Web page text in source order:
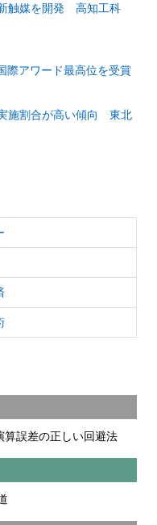
触媒を開発 高知工科
際アワード最高位を受賞
施割合が高い傾向 東北
算誤差の正しい回避法